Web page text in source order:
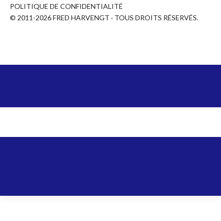
POLITIQUE DE CONFIDENTIALITÉ
© 2011-2026 FRED HARVENGT · TOUS DROITS RÉSERVÉS.